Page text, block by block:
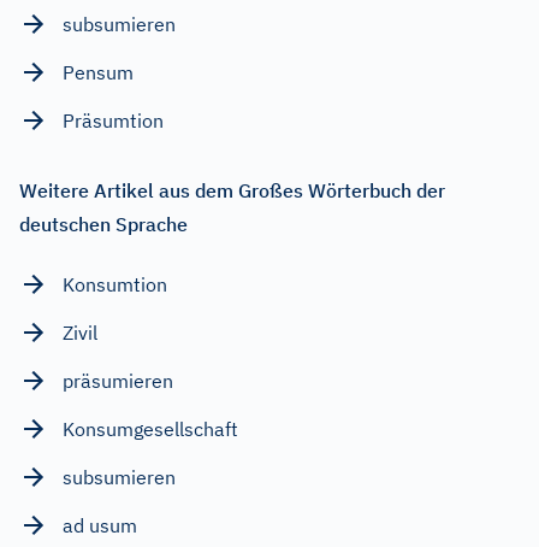
subsumieren
Pensum
Präsumtion
Weitere Artikel aus dem Großes Wörterbuch der
deutschen Sprache
Konsumtion
Zivil
präsumieren
Konsumgesellschaft
subsumieren
ad usum